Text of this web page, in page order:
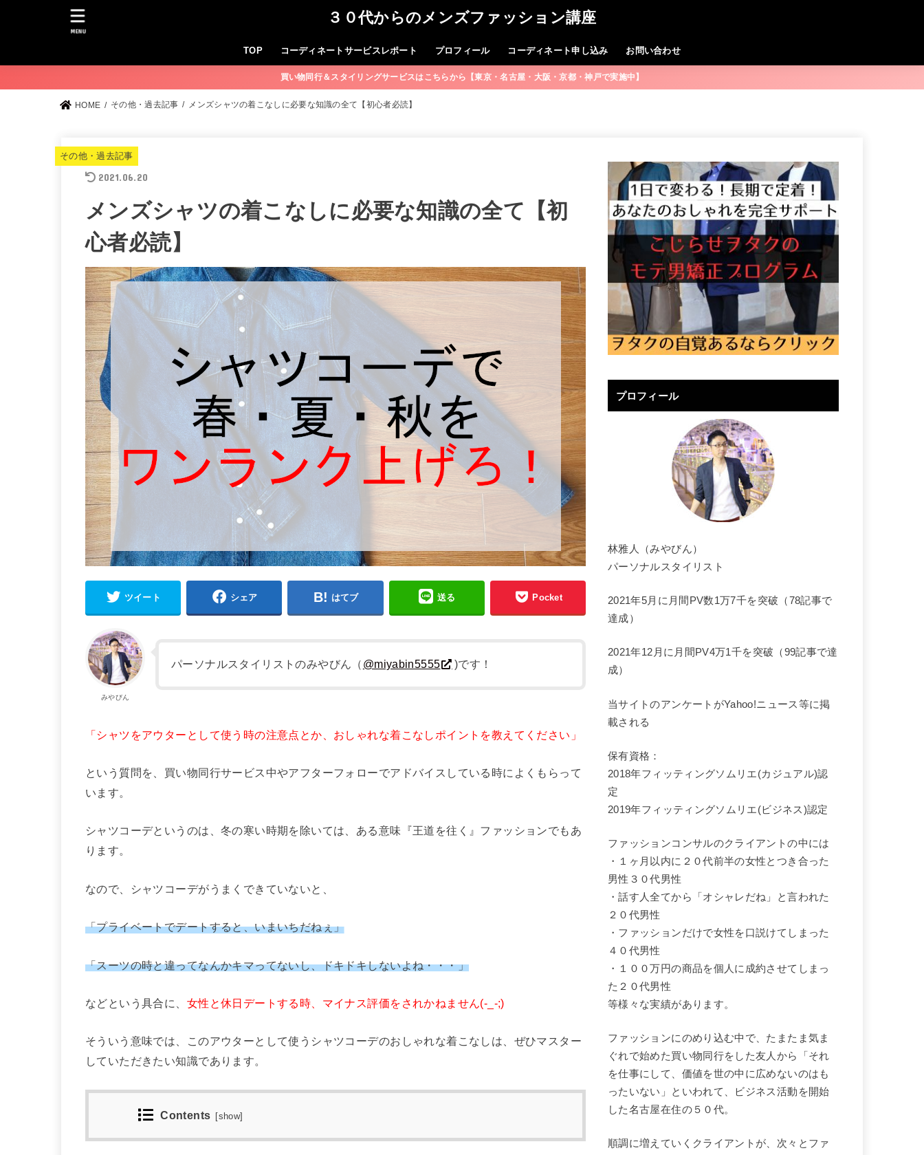
３０代からのメンズファッション講座
TOP コーディネートサービスレポート プロフィール コーディネート申し込み お問い合わせ
MENU
買い物同行＆スタイリングサービスはこちらから【東京・名古屋・大阪・京都・神戸で実施中】
HOME その他・過去記事 メンズシャツの着こなしに必要な知識の全て【初心者必読】
その他・過去記事
2021.06.20
メンズシャツの着こなしに必要な知識の全て【初
心者必読】
ツイート シェア はてブ 送る Pocket
みやびん
パーソナルスタイリストのみやびん（ @miyabin5555 )です！
「シャツをアウターとして使う時の注意点とか、おしゃれな着こなしポイントを教えてください」
という質問を、買い物同行サービス中やアフターフォローでアドバイスしている時によくもらって
います。
シャツコーデというのは、冬の寒い時期を除いては、ある意味『王道を往く』ファッションでもあ
ります。
なので、シャツコーデがうまくできていないと、
「プライベートでデートすると、いまいちだねぇ」
「スーツの時と違ってなんかキマってないし、ドキドキしないよね・・・」
などという具合に、 女性と休日デートする時、マイナス評価をされかねません(-_-;)
そういう意味では、このアウターとして使うシャツコーデのおしゃれな着こなしは、ぜひマスター
していただきたい知識であります。
Contents [show]
プロフィール
林雅人（みやびん）
パーソナルスタイリスト
2021年5月に月間PV数1万7千を突破（78記事で
達成）
2021年12月に月間PV4万1千を突破（99記事で達
成）
当サイトのアンケートがYahoo!ニュース等に掲
載される
保有資格：
2018年フィッティングソムリエ(カジュアル)認
定
2019年フィッティングソムリエ(ビジネス)認定
ファッションコンサルのクライアントの中には
・１ヶ月以内に２０代前半の女性とつき合った
男性３０代男性
・話す人全てから「オシャレだね」と言われた
２０代男性
・ファッションだけで女性を口説けてしまった
４０代男性
・１００万円の商品を個人に成約させてしまっ
た２０代男性
等様々な実績があります。
ファッションにのめり込む中で、たまたま気ま
ぐれで始めた買い物同行をした友人から「それ
を仕事にして、価値を世の中に広めないのはも
ったいない」といわれて、ビジネス活動を開始
した名古屋在住の５０代。
順調に増えていくクライアントが、次々とファ